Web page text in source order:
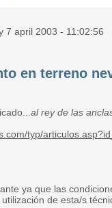
7 april 2003 - 11:02:56
en terreno
al rey de las
typ/
ya que las
de esta/s